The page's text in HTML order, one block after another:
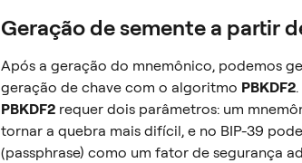
Geração de semente a partir
Após a geração do mnemônico, podemos
geração de chave com o algoritmo PBKDF2.
PBKDF2 requer dois parâmetros: um
tornar a quebra mais difícil, e no BIP-39
(passphrase) como um fator de segurança